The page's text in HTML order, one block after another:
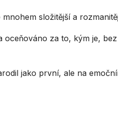
složitější a
oceňováno za to, kým je, bez
jako první, ale na